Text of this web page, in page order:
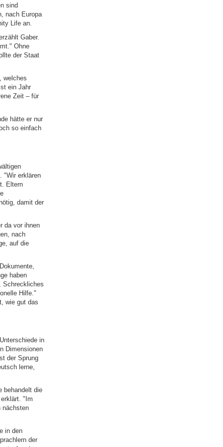
sind
nach Europa
Life an.
Gaber.
Ohne
der Staat
welches
ein Jahr
Zeit – für
hätte er nur
so einfach
"Wir erklären
Eltern
damit der
da vor ihnen
nach
auf die
haben
Schreckliches
Hilfe."
wie gut das
in
Dimensionen
der Sprung
lerne,
behandelt die
"Im
nächsten
in den
der